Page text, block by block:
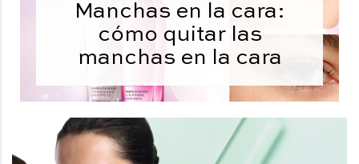
Manchas en la cara:
cómo quitar las
manchas en la cara